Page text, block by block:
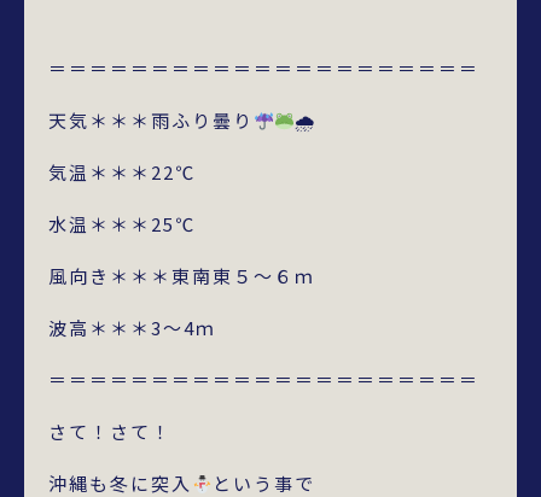
＝＝＝＝＝＝＝＝＝＝＝＝＝＝＝＝＝＝＝＝＝
天気＊＊＊雨ふり曇り 🌧
気温＊＊＊22℃
水温＊＊＊25℃
風向き＊＊＊東南東５～６ｍ
波高＊＊＊3～4ｍ
＝＝＝＝＝＝＝＝＝＝＝＝＝＝＝＝＝＝＝＝＝
さて！さて！
沖縄も冬に突入 という事で